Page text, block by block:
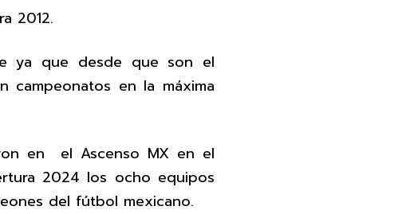
2012.
ya que desde que son el
campeonatos en la máxima
en el Ascenso MX en el
2024 los ocho equipos
del fútbol mexicano.